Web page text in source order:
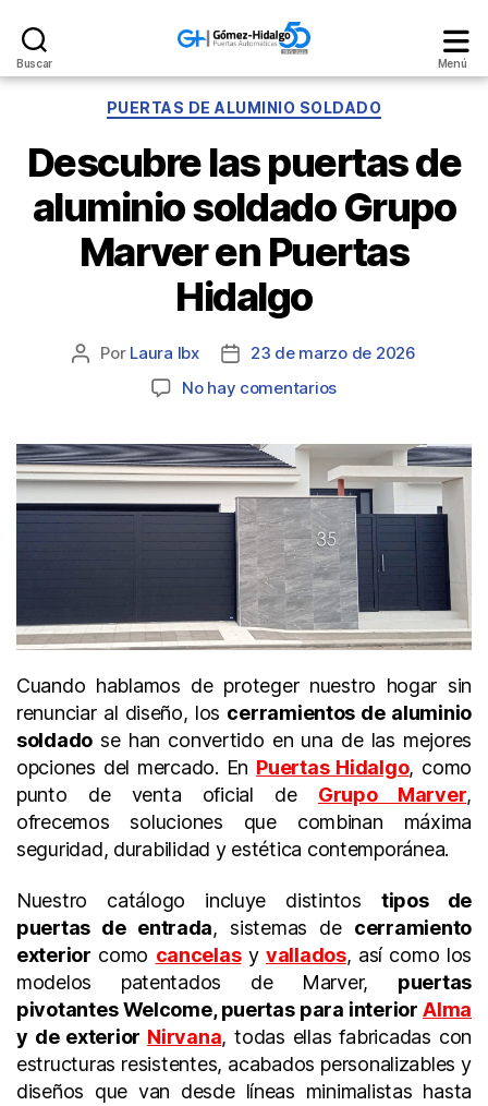
Buscar
Hidalgo
Menú
Categorías
PUERTAS DE ALUMINIO SOLDADO
Descubre las puertas de
aluminio soldado Grupo
Marver en Puertas
Hidalgo
Autor
Por Laura Ibx
Fecha
la
23 de marzo de 2026
No hay comentariosen
puertas
de
aluminio
soldado
Grupo
Marver
en
Puertas
Hidalgo
Cuando hablamos de proteger nuestro hogar sin
renunciar al diseño, los cerramientos de aluminio
soldado se han convertido en una de las mejores
opciones del mercado. En Puertas Hidalgo, como
punto de venta oficial de Grupo Marver,
ofrecemos soluciones que combinan máxima
seguridad, durabilidad y estética contemporánea.
Nuestro catálogo incluye distintos tipos de
puertas de entrada, sistemas de cerramiento
exterior como cancelasy vallados, así como los
modelos patentados de Marver, puertas
pivotantes Welcome, puertas para interiorAlma
y de exterior Nirvana, todas ellas fabricadas con
estructuras resistentes, acabados personalizables y
diseños que van desde líneas minimalistas hasta